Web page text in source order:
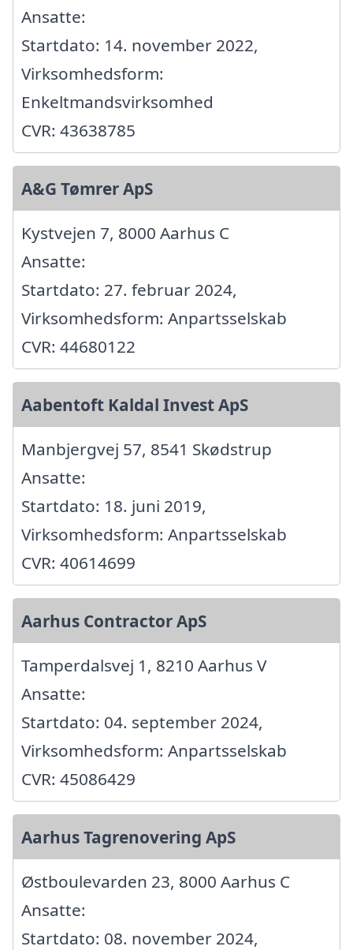
Ansatte:
Startdato: 14. november 2022,
Virksomhedsform:
Enkeltmandsvirksomhed
CVR: 43638785
A&G Tømrer ApS
Kystvejen 7, 8000 Aarhus C
Ansatte:
Startdato: 27. februar 2024,
Virksomhedsform: Anpartsselskab
CVR: 44680122
Aabentoft Kaldal Invest ApS
Manbjergvej 57, 8541 Skødstrup
Ansatte:
Startdato: 18. juni 2019,
Virksomhedsform: Anpartsselskab
CVR: 40614699
Aarhus Contractor ApS
Tamperdalsvej 1, 8210 Aarhus V
Ansatte:
Startdato: 04. september 2024,
Virksomhedsform: Anpartsselskab
CVR: 45086429
Aarhus Tagrenovering ApS
Østboulevarden 23, 8000 Aarhus C
Ansatte:
Startdato: 08. november 2024,